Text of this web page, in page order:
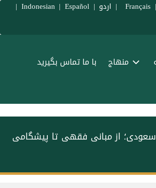
| اردو |
Indonesian | Español
|
منهاج
با ما تماس بگیرید
سعودی؛ از مبانی فقهی تا پیشگامی